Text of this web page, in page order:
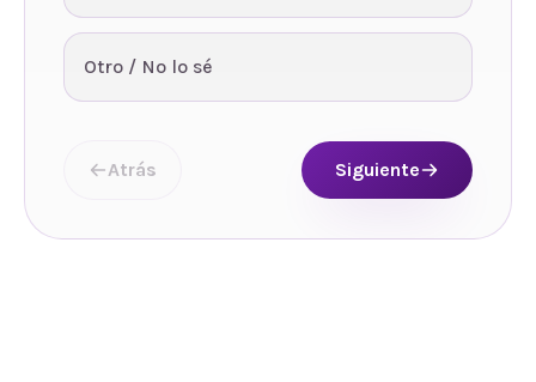
Otro / No lo sé
Atrás Siguiente